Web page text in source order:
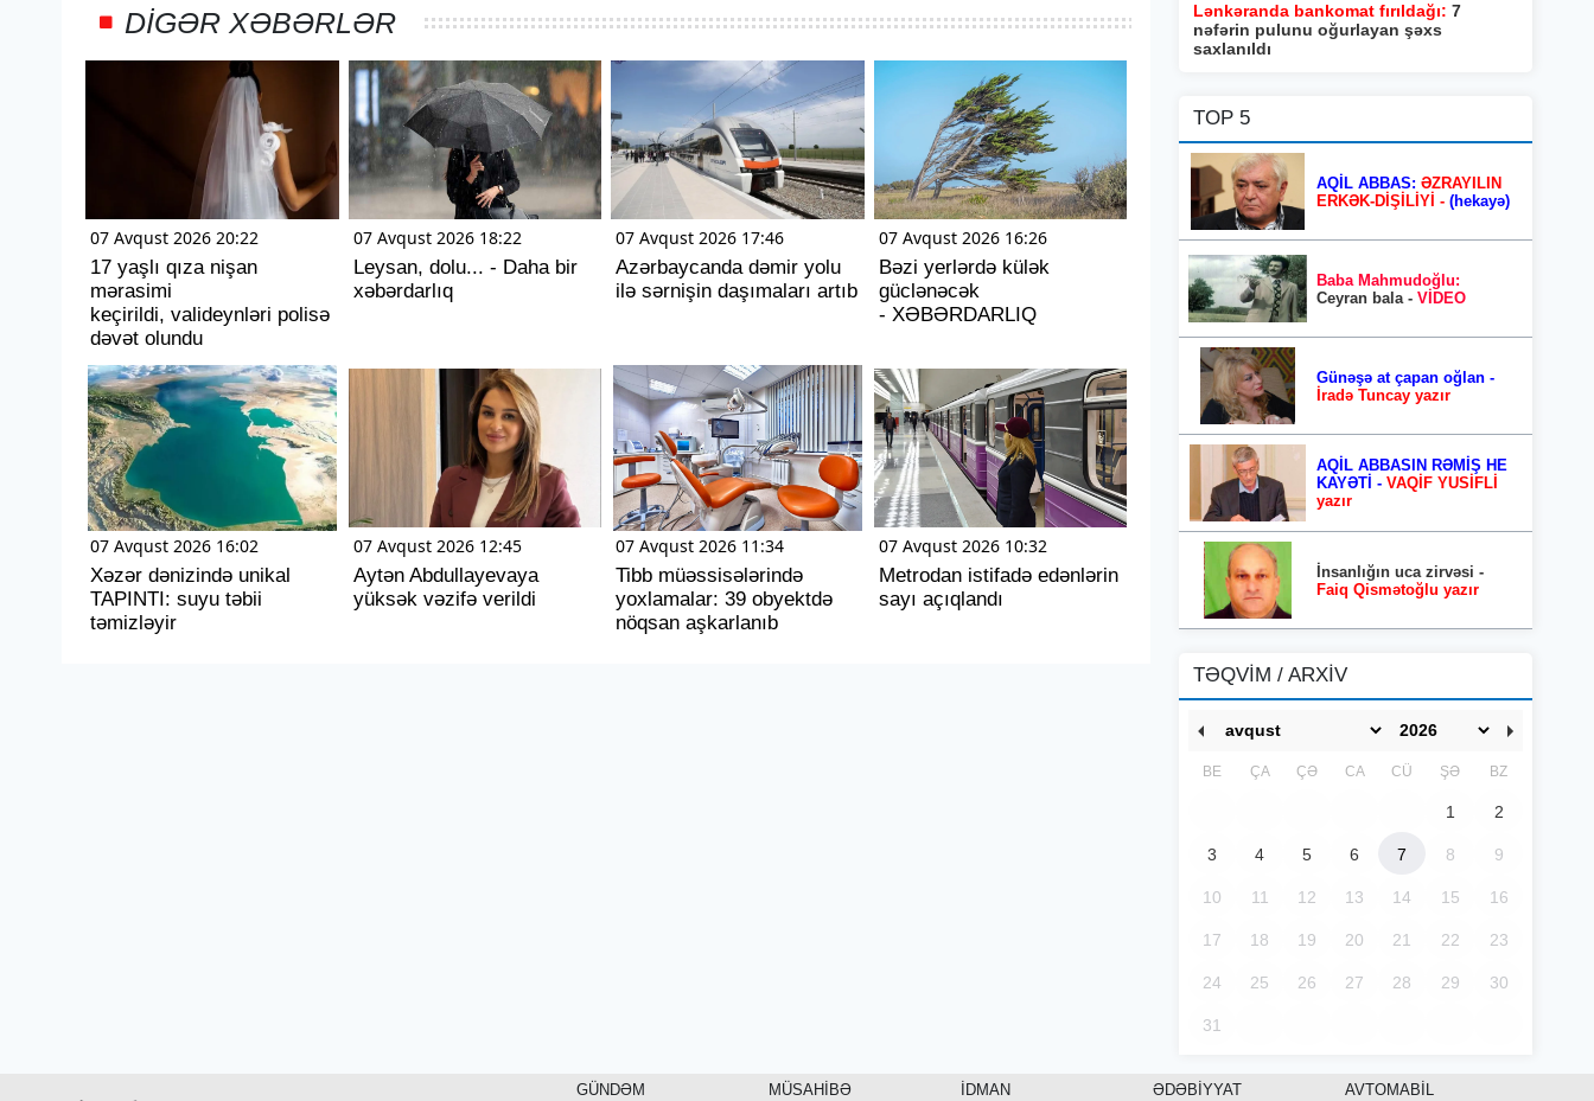
DIGƏR XƏBƏRLƏR
07 Avqust 2026 20:22
17 yaşlı qıza nişan
mərasimi
keçirildi, valideynləri polisə
dəvət olundu
07 Avqust 2026 18:22
Leysan, dolu... - Daha bir
xəbərdarlıq
07 Avqust 2026 17:46
Azərbaycanda dəmir yolu
ilə sərnişin daşımaları artıb
07 Avqust 2026 16:26
Bəzi yerlərdə külək
güclənəcək
- XƏBƏRDARLIQ
07 Avqust 2026 16:02
Xəzər dənizində unikal
TAPINTI: suyu təbii
təmizləyir
07 Avqust 2026 12:45
Aytən Abdullayevaya
yüksək vəzifə verildi
07 Avqust 2026 11:34
Tibb müəssisələrində
yoxlamalar: 39 obyektdə
nöqsan aşkarlanıb
07 Avqust 2026 10:32
Metrodan istifadə edənlərin
sayı açıqlandı
Lənkəranda bankomat fırıldağı: 7
nəfərin pulunu oğurlayan şəxs
saxlanıldı
TOP 5
AQİL ABBAS: ƏZRAYILIN
ERKƏK-DİŞİLİYİ - (hekayə)
Baba Mahmudoğlu:
Ceyran bala - VİDEO
Günəşə at çapan oğlan -
İradə Tuncay yazır
AQİL ABBASIN RƏMİŞ HE
KAYƏTİ - VAQİF YUSİFLİ
yazır
İnsanlığın uca zirvəsi -
Faiq Qismətoğlu yazır
TƏQVİM / ARXİV
BE ÇA ÇƏ CA CÜ ŞƏ BZ
1 2
3 4 5 6 7 8 9
10 11 12 13 14 15 16
17 18 19 20 21 22 23
24 25 26 27 28 29 30
31
GÜNDƏM MÜSAHİBƏ İDMAN ƏDƏBİYYAT AVTOMABİL